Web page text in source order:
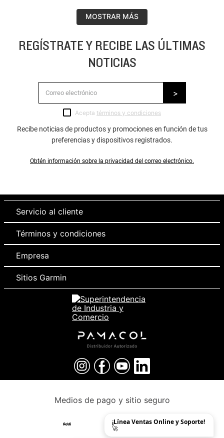
MOSTRAR MÁS
REGÍSTRATE Y RECIBE LAS ÚLTIMAS
NOTICIAS
Acepta términos y condiciones
Recibe noticias de productos y promociones en función de tus
preferencias y dispositivos registrados.
Obtén información sobre la privacidad del correo electrónico.
Servicio al cliente
Términos y condiciones
Empresa
Sitios Garmin
Medios de pago y sitio seguro
¡Línea Ventas Online y Soporte!
🚀